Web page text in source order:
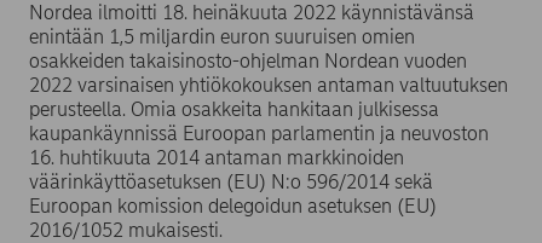
Nordea ilmoitti 18. heinäkuuta 2022 käynnistävänsä
enintään 1,5 miljardin euron suuruisen omien
osakkeiden takaisinosto-ohjelman Nordean vuoden
2022 varsinaisen yhtiökokouksen antaman valtuutuksen
perusteella. Omia osakkeita hankitaan julkisessa
kaupankäynnissä Euroopan parlamentin ja neuvoston
16. huhtikuuta 2014 antaman markkinoiden
väärinkäyttöasetuksen (EU) N:o 596/2014 sekä
Euroopan komission delegoidun asetuksen (EU)
2016/1052 mukaisesti.